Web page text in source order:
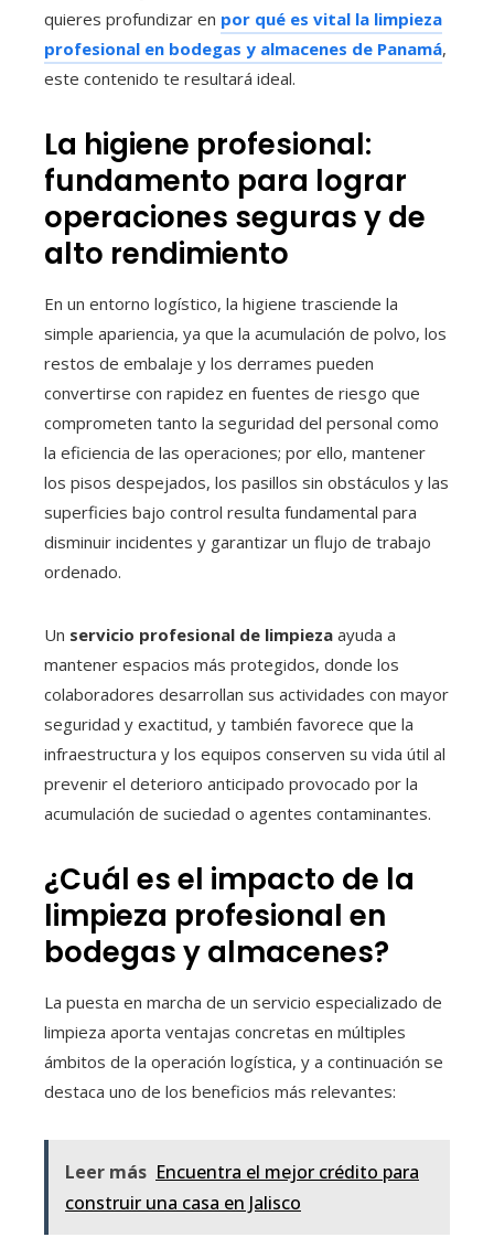
quieres profundizar en por qué es vital la limpieza
profesional en bodegas y almacenes de Panamá,
este contenido te resultará ideal.
La higiene profesional:
fundamento para lograr
operaciones seguras y de
alto rendimiento
En un entorno logístico, la higiene trasciende la
simple apariencia, ya que la acumulación de polvo, los
restos de embalaje y los derrames pueden
convertirse con rapidez en fuentes de riesgo que
comprometen tanto la seguridad del personal como
la eficiencia de las operaciones; por ello, mantener
los pisos despejados, los pasillos sin obstáculos y las
superficies bajo control resulta fundamental para
disminuir incidentes y garantizar un flujo de trabajo
ordenado.
Un servicio profesional de limpieza ayuda a
mantener espacios más protegidos, donde los
colaboradores desarrollan sus actividades con mayor
seguridad y exactitud, y también favorece que la
infraestructura y los equipos conserven su vida útil al
prevenir el deterioro anticipado provocado por la
acumulación de suciedad o agentes contaminantes.
¿Cuál es el impacto de la
limpieza profesional en
bodegas y almacenes?
La puesta en marcha de un servicio especializado de
limpieza aporta ventajas concretas en múltiples
ámbitos de la operación logística, y a continuación se
destaca uno de los beneficios más relevantes:
Leer más Encuentra el mejor crédito para
construir una casa en Jalisco